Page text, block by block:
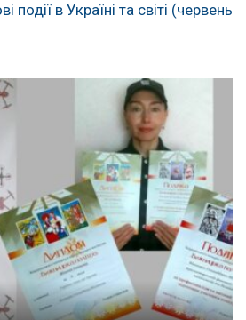
в Україні та світі (червень